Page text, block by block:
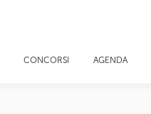
CONCORSI AGENDA